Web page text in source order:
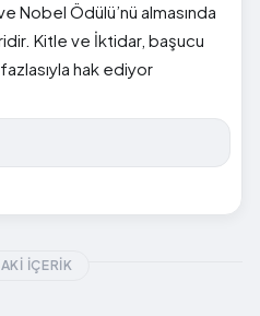
Nobel Ödülü’nü almasında
Kitle ve İktidar, başucu
fazlasıyla hak ediyor
İÇERIK